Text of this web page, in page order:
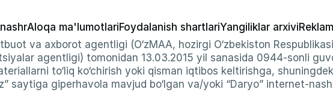
Aloqa ma'lumotlariFoydalanish shartlariYangiliklar arxivi
va axborot agentligi (O‘zMAA, hozirgi O‘zbekiston
agentligi) tomonidan 13.03.2015 yil sanasida 0944-sonli
to‘liq ko‘chirish yoki qisman iqtibos keltirishga,
saytiga giperhavola mavjud bo‘lgan va/yoki “Daryo” internet-